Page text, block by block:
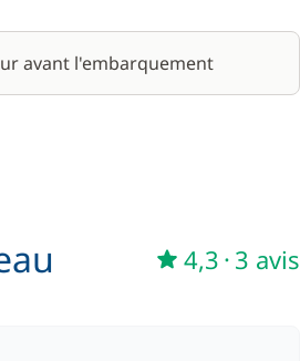
200,00 €
/ nuit
avant l'embarquement
4,3 · 3 avis